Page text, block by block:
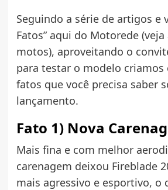
Seguindo a série de artigos e
Fatos” aqui do Motorede
motos), aproveitando o
para testar o modelo criamos
fatos que você precisa saber
lançamento.
Fato 1) Nova
Mais fina e com melhor
carenagem deixou Fireblade
mais agressivo e esportivo, o